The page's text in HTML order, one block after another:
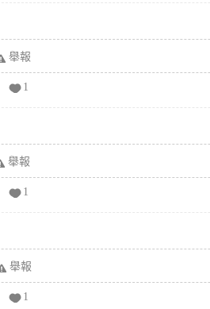
舉報
1
舉報
1
舉報
1